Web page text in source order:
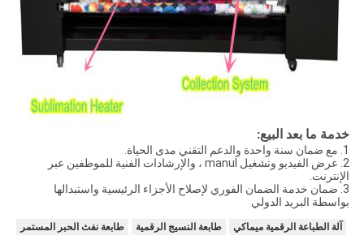
خدمة ما بعد البيع:
1. مع ضمان سنة واحدة والدعم التقني مدى الحياة.
2. عرض الفيديو وتشغيل manul ، والإرشادات الفنية للموظفين عبر
الإنترنت.
3. ضمان خدمة الضمان الفوري لإصلاح الأجزاء الرئيسية واستبدالها
بواسطة البريد الدولي
آلة الطباعة الرقمية ميماكي طابعة النسيج الرقمية طابعة نفث الحبر المستمر